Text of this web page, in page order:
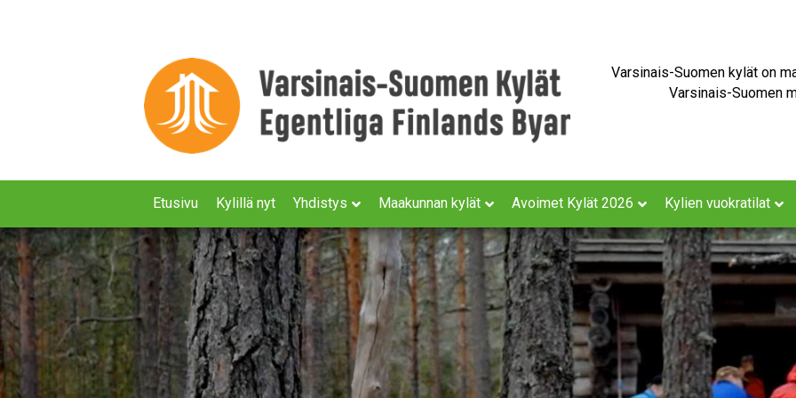
Varsinais-Suomen kylät on
Varsinais-Suomen
Etusivu Kylillä nyt Yhdistys Maakunnan kylät Avoimet Kylät 2026 Kylien vuokratilat